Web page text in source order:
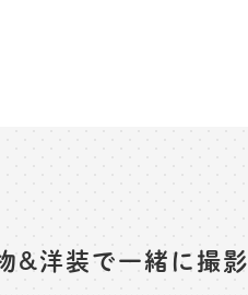
&洋装で一緒に撮影